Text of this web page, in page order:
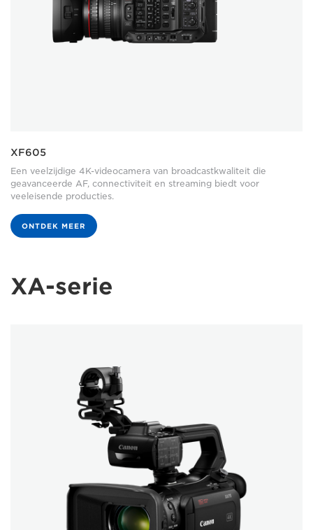
XF605
Een veelzijdige 4K-videocamera van broadcastkwaliteit die
geavanceerde AF, connectiviteit en streaming biedt voor
veeleisende producties.
ONTDEK MEER
XA-serie